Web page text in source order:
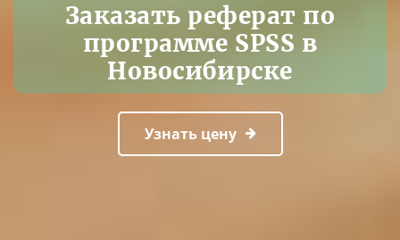
Заказать реферат по
программе SPSS в
Новосибирске
Узнать цену